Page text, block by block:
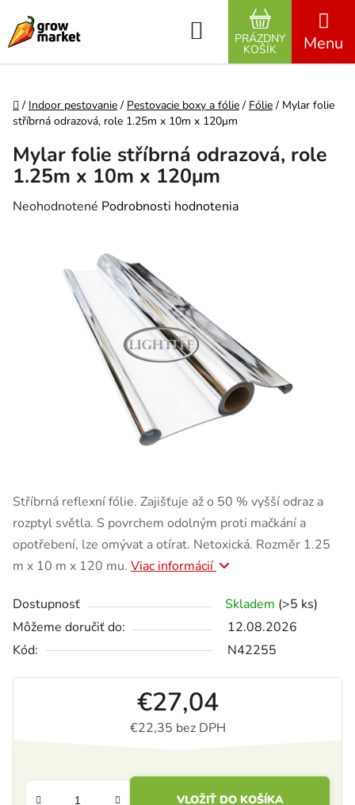
Hľadať
NÁKUPNÝ
PRÁZDNY
KOŠÍK
Domov
/ Indoor pestovanie / Pestovacie boxy a fólie / Fólie / Mylar folie
stříbrná odrazová, role 1.25m x 10m x 120μm
Stříbrná reflexní fólie. Zajišťuje až o 50 % vyšší odraz a
rozptyl světla. S povrchem odolným proti mačkání a
opotřebení, lze omývat a otírat. Netoxická. Rozměr 1.25
m x 10 m x 120 mu. Viac informácií
Dostupnosť Skladem (>5 ks)
Môžeme doručiť do:
12.08.2026
Kód:
N42255
€27,04
€22,35 bez DPH
VLOŽIŤ DO KOŠÍKA
Mylar folie stříbrná odrazová, role
1.25m x 10m x 120μm
Priemerné hodnotenie produktu je 0,0 z 5 hviezdičiek.
Neohodnotené Podrobnosti hodnotenia